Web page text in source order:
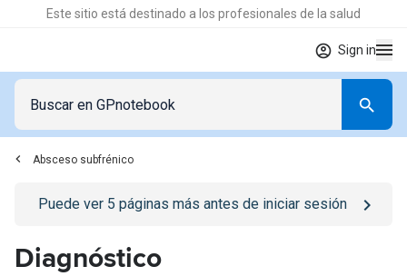
Este sitio está destinado a los profesionales de la salud
Sign in
Absceso subfrénico
Go to/iniciar-sesionpage
Puede ver 5 páginas más antes de iniciar sesión
Diagnóstico